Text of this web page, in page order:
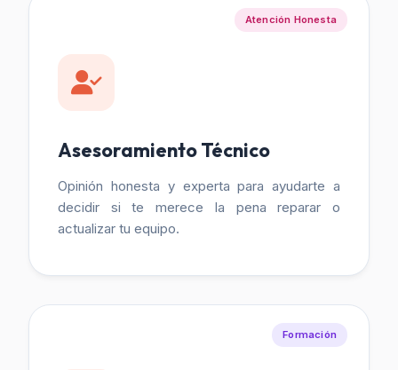
Atención Honesta
Asesoramiento Técnico
Opinión honesta y experta para ayudarte a
decidir si te merece la pena reparar o
actualizar tu equipo.
Formación